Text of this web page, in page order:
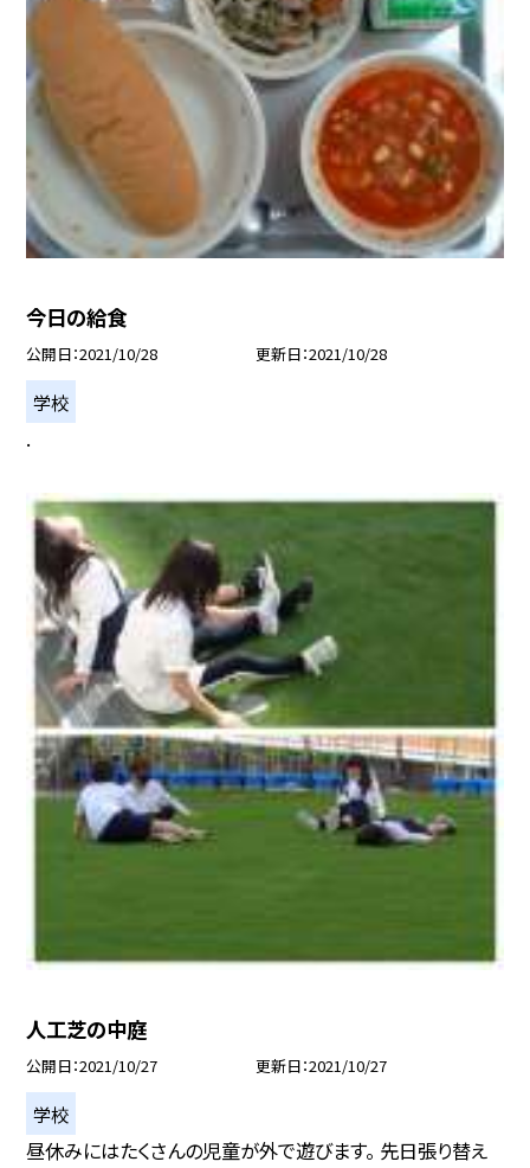
今日の給食
公開日 2021/10/28 更新日 2021/10/28
学校
.
人工芝の中庭
公開日 2021/10/27 更新日 2021/10/27
学校
昼休みにはたくさんの児童が外で遊びます。 先日張り替え